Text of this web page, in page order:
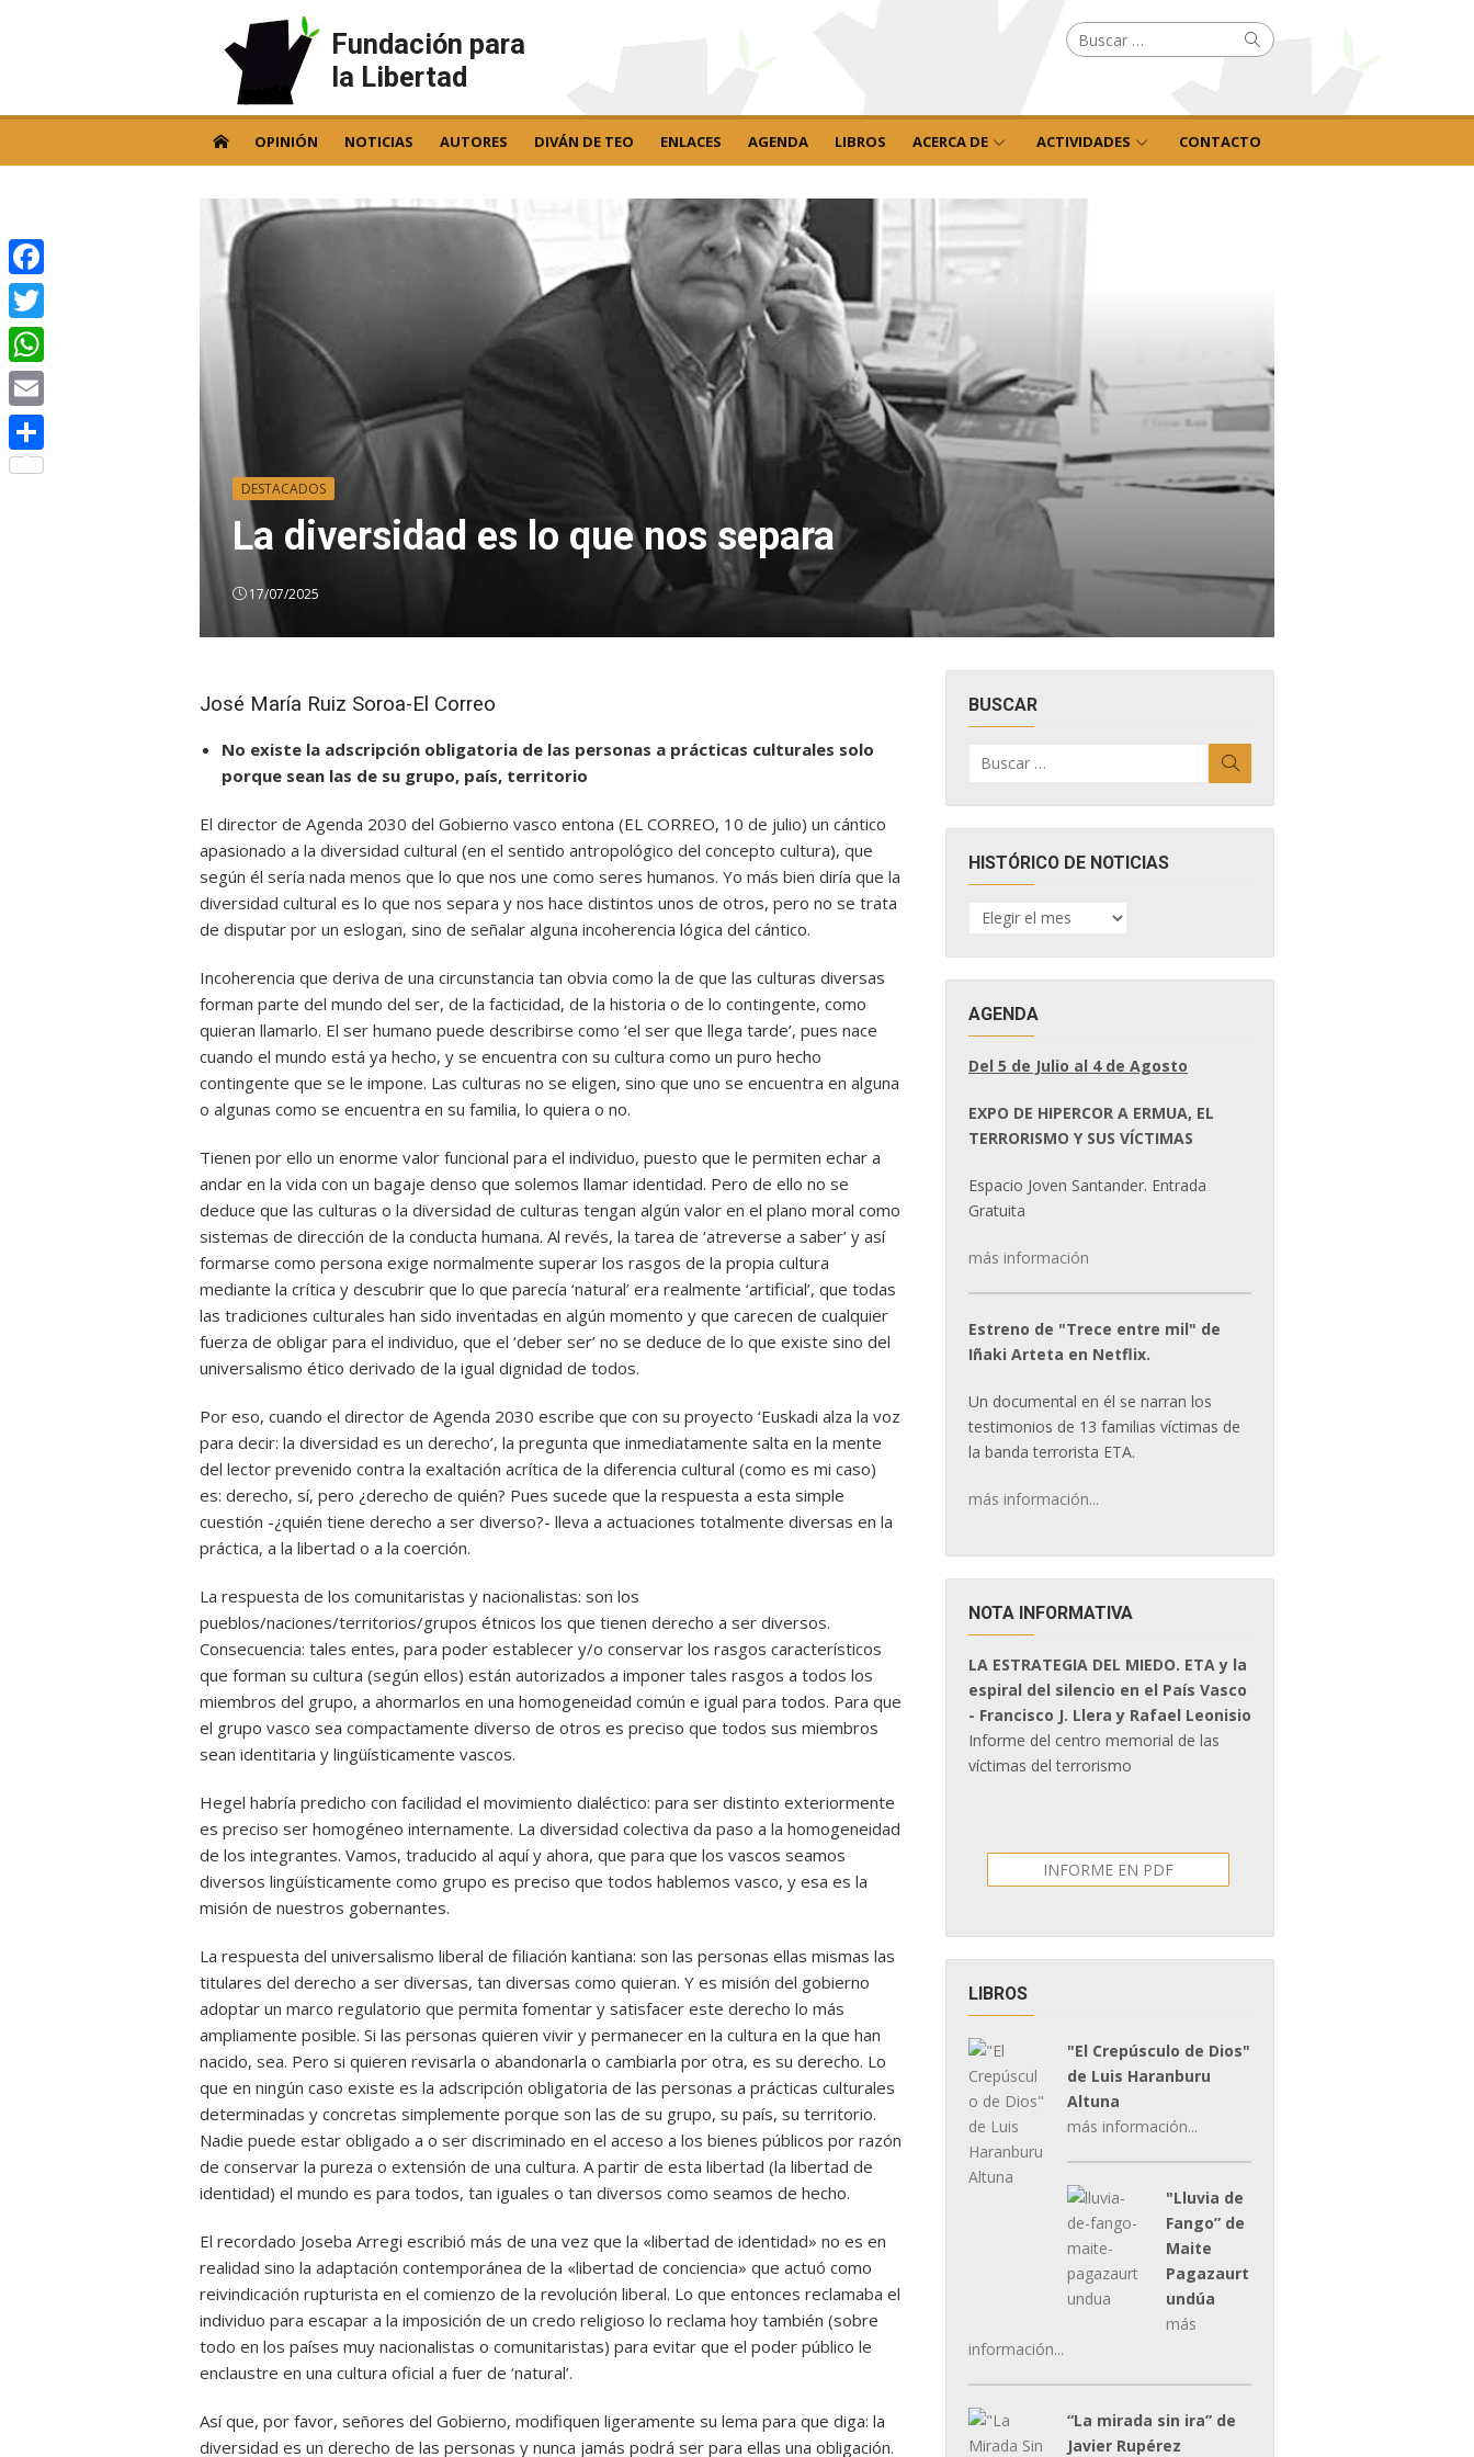
Fundación para
la Libertad
Buscar
por: Buscar
OPINIÓN NOTICIAS AUTORES DIVÁN DE TEO ENLACES AGENDA LIBROS ACERCA DE ACTIVIDADES CONTACTO
DESTACADOS
La diversidad es lo que nos separa
17/07/2025
José María Ruiz Soroa-El Correo
No existe la adscripción obligatoria de las personas a prácticas culturales solo
porque sean las de su grupo, país, territorio
El director de Agenda 2030 del Gobierno vasco entona (EL CORREO, 10 de julio) un cántico
apasionado a la diversidad cultural (en el sentido antropológico del concepto cultura), que
según él sería nada menos que lo que nos une como seres humanos. Yo más bien diría que la
diversidad cultural es lo que nos separa y nos hace distintos unos de otros, pero no se trata
de disputar por un eslogan, sino de señalar alguna incoherencia lógica del cántico.
Incoherencia que deriva de una circunstancia tan obvia como la de que las culturas diversas
forman parte del mundo del ser, de la facticidad, de la historia o de lo contingente, como
quieran llamarlo. El ser humano puede describirse como ‘el ser que llega tarde’, pues nace
cuando el mundo está ya hecho, y se encuentra con su cultura como un puro hecho
contingente que se le impone. Las culturas no se eligen, sino que uno se encuentra en alguna
o algunas como se encuentra en su familia, lo quiera o no.
Tienen por ello un enorme valor funcional para el individuo, puesto que le permiten echar a
andar en la vida con un bagaje denso que solemos llamar identidad. Pero de ello no se
deduce que las culturas o la diversidad de culturas tengan algún valor en el plano moral como
sistemas de dirección de la conducta humana. Al revés, la tarea de ‘atreverse a saber’ y así
formarse como persona exige normalmente superar los rasgos de la propia cultura
mediante la crítica y descubrir que lo que parecía ‘natural’ era realmente ‘artificial’, que todas
las tradiciones culturales han sido inventadas en algún momento y que carecen de cualquier
fuerza de obligar para el individuo, que el ‘deber ser’ no se deduce de lo que existe sino del
universalismo ético derivado de la igual dignidad de todos.
Por eso, cuando el director de Agenda 2030 escribe que con su proyecto ‘Euskadi alza la voz
para decir: la diversidad es un derecho’, la pregunta que inmediatamente salta en la mente
del lector prevenido contra la exaltación acrítica de la diferencia cultural (como es mi caso)
es: derecho, sí, pero ¿derecho de quién? Pues sucede que la respuesta a esta simple
cuestión -¿quién tiene derecho a ser diverso?- lleva a actuaciones totalmente diversas en la
práctica, a la libertad o a la coerción.
La respuesta de los comunitaristas y nacionalistas: son los
pueblos/naciones/territorios/grupos étnicos los que tienen derecho a ser diversos.
Consecuencia: tales entes, para poder establecer y/o conservar los rasgos característicos
que forman su cultura (según ellos) están autorizados a imponer tales rasgos a todos los
miembros del grupo, a ahormarlos en una homogeneidad común e igual para todos. Para que
el grupo vasco sea compactamente diverso de otros es preciso que todos sus miembros
sean identitaria y lingüísticamente vascos.
Hegel habría predicho con facilidad el movimiento dialéctico: para ser distinto exteriormente
es preciso ser homogéneo internamente. La diversidad colectiva da paso a la homogeneidad
de los integrantes. Vamos, traducido al aquí y ahora, que para que los vascos seamos
diversos lingüísticamente como grupo es preciso que todos hablemos vasco, y esa es la
misión de nuestros gobernantes.
La respuesta del universalismo liberal de filiación kantiana: son las personas ellas mismas las
titulares del derecho a ser diversas, tan diversas como quieran. Y es misión del gobierno
adoptar un marco regulatorio que permita fomentar y satisfacer este derecho lo más
ampliamente posible. Si las personas quieren vivir y permanecer en la cultura en la que han
nacido, sea. Pero si quieren revisarla o abandonarla o cambiarla por otra, es su derecho. Lo
que en ningún caso existe es la adscripción obligatoria de las personas a prácticas culturales
determinadas y concretas simplemente porque son las de su grupo, su país, su territorio.
Nadie puede estar obligado a o ser discriminado en el acceso a los bienes públicos por razón
de conservar la pureza o extensión de una cultura. A partir de esta libertad (la libertad de
identidad) el mundo es para todos, tan iguales o tan diversos como seamos de hecho.
El recordado Joseba Arregi escribió más de una vez que la «libertad de identidad» no es en
realidad sino la adaptación contemporánea de la «libertad de conciencia» que actuó como
reivindicación rupturista en el comienzo de la revolución liberal. Lo que entonces reclamaba el
individuo para escapar a la imposición de un credo religioso lo reclama hoy también (sobre
todo en los países muy nacionalistas o comunitaristas) para evitar que el poder público le
enclaustre en una cultura oficial a fuer de ‘natural’.
Así que, por favor, señores del Gobierno, modifiquen ligeramente su lema para que diga: la
diversidad es un derecho de las personas y nunca jamás podrá ser para ellas una obligación.
BUSCAR
por:
HISTÓRICO DE NOTICIAS
HISTÓRICO
DE
AGENDA
Del 5 de Julio al 4 de Agosto
EXPO DE HIPERCOR A ERMUA, EL
TERRORISMO Y SUS VÍCTIMAS
Espacio Joven Santander. Entrada
Gratuita
más información
Estreno de "Trece entre mil" de
Iñaki Arteta en Netflix.
Un documental en él se narran los
testimonios de 13 familias víctimas de
la banda terrorista ETA.
más información...
NOTA INFORMATIVA
LA ESTRATEGIA DEL MIEDO. ETA y la
espiral del silencio en el País Vasco
- Francisco J. Llera y Rafael Leonisio
Informe del centro memorial de las
víctimas del terrorismo
INFORME EN PDF
LIBROS
"El Crepúsculo de Dios"
de Luis Haranburu
Altuna
más información...
"Lluvia de
Fango” de
Maite
Pagazaurt
undúa
más
información...
“La mirada sin ira” de
Javier Rupérez
Facebook
Twitter
WhatsApp
Email
Compartir